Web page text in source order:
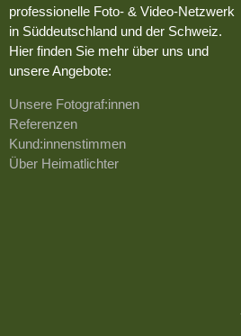
professionelle Foto- & Video-Netzwerk
in Süddeutschland und der Schweiz.
Hier finden Sie mehr über uns und
unsere Angebote:
Unsere Fotograf:innen
Referenzen
Kund:innenstimmen
Über Heimatlichter